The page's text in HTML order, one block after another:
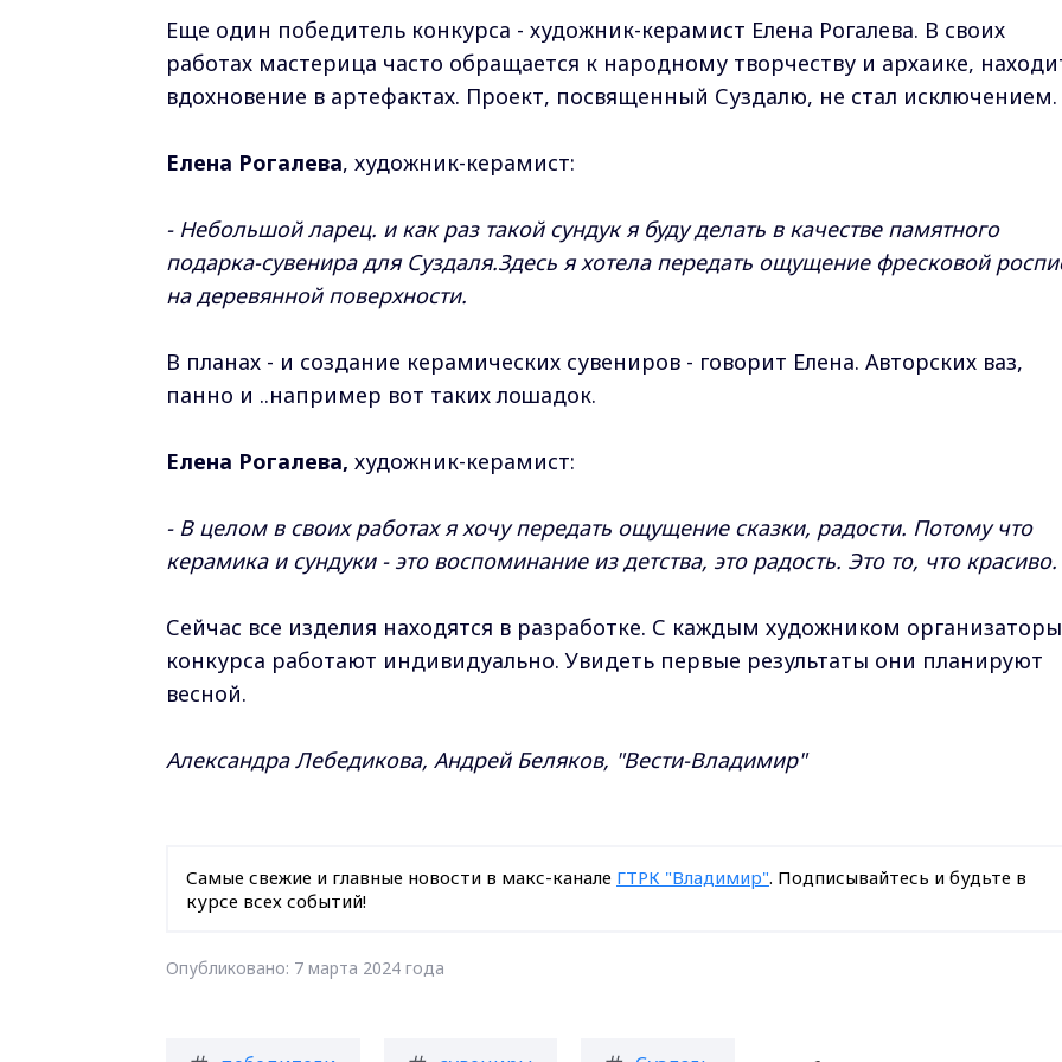
Еще один победитель конкурса - художник-керамист Елена Рогалева. В своих
работах мастерица часто обращается к народному творчеству и архаике,
вдохновение в артефактах. Проект, посвященный Суздалю, не стал исключением.
Елена Рогалева, художник-керамист:
- Небольшой ларец. и как раз такой сундук я буду делать в качестве памятного
подарка-сувенира для Суздаля.Здесь я хотела передать ощущение фресковой
на деревянной поверхности.
В планах - и создание керамических сувениров - говорит Елена. Авторских ваз,
панно и ..например вот таких лошадок.
Елена Рогалева, художник-керамист:
- В целом в своих работах я хочу передать ощущение сказки, радости. Потому что
керамика и сундуки - это воспоминание из детства, это радость. Это то, что красиво.
Сейчас все изделия находятся в разработке. С каждым художником организаторы
конкурса работают индивидуально. Увидеть первые результаты они планируют
весной.
Александра Лебедикова, Андрей Беляков, "Вести-Владимир"
Самые свежие и главные новости в макс-канале ГТРК "Владимир". Подписывайтесь и будьте в
курсе всех событий!
Опубликовано: 7 марта 2024 года